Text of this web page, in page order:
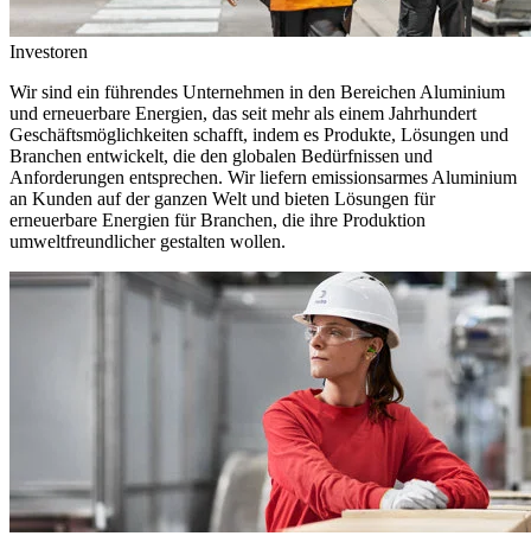
Investoren
Wir sind ein führendes Unternehmen in den Bereichen Aluminium
und erneuerbare Energien, das seit mehr als einem Jahrhundert
Geschäftsmöglichkeiten schafft, indem es Produkte, Lösungen und
Branchen entwickelt, die den globalen Bedürfnissen und
Anforderungen entsprechen. Wir liefern emissionsarmes Aluminium
an Kunden auf der ganzen Welt und bieten Lösungen für
erneuerbare Energien für Branchen, die ihre Produktion
umweltfreundlicher gestalten wollen.